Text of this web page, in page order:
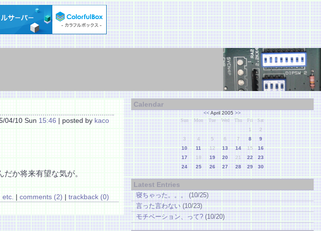
04/10 Sun 15:46 | posted by kaco
か将来有望な気が。
etc. | comments (2) | trackback (0)
Calendar
<<April 2005>>
Sun
Mon Tue Wed Thu Fri
Sat
1
2
3
4 5 6 7 8
9
10
11 12 13 14 15
16
17
18 19 20 21 22
23
24
25 26 27 28 29 30
Latest Entries
寝ちゃった。。。(10/25)
言った言わない(10/23)
モチベーション、って?(10/20)